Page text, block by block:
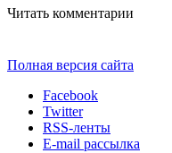
Читать комментарии
Полная версия сайта
Facebook
Twitter
RSS-ленты
E-mail рассылка